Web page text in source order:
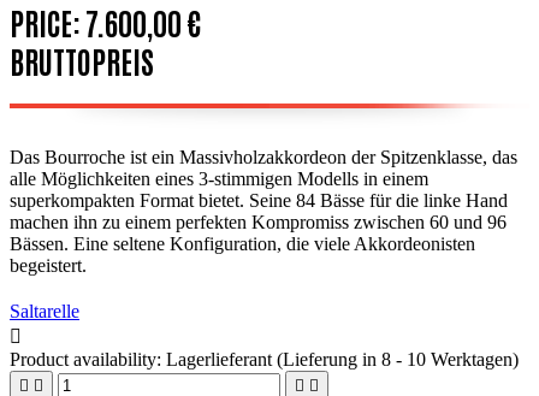
PRICE:7.600,00 €
BRUTTOPREIS
Das Bourroche ist ein Massivholzakkordeon der Spitzenklasse, das
alle Möglichkeiten eines 3-stimmigen Modells in einem
superkompakten Format bietet. Seine 84 Bässe für die linke Hand
machen ihn zu einem perfekten Kompromiss zwischen 60 und 96
Bässen. Eine seltene Konfiguration, die viele Akkordeonisten
begeistert.
Saltarelle

Product availability: Lagerlieferant (Lieferung in 8 - 10 Werktagen)
   